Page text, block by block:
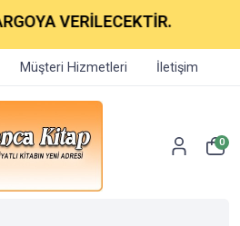
VERİLECEKTİR.
Müşteri Hizmetleri İletişim
0